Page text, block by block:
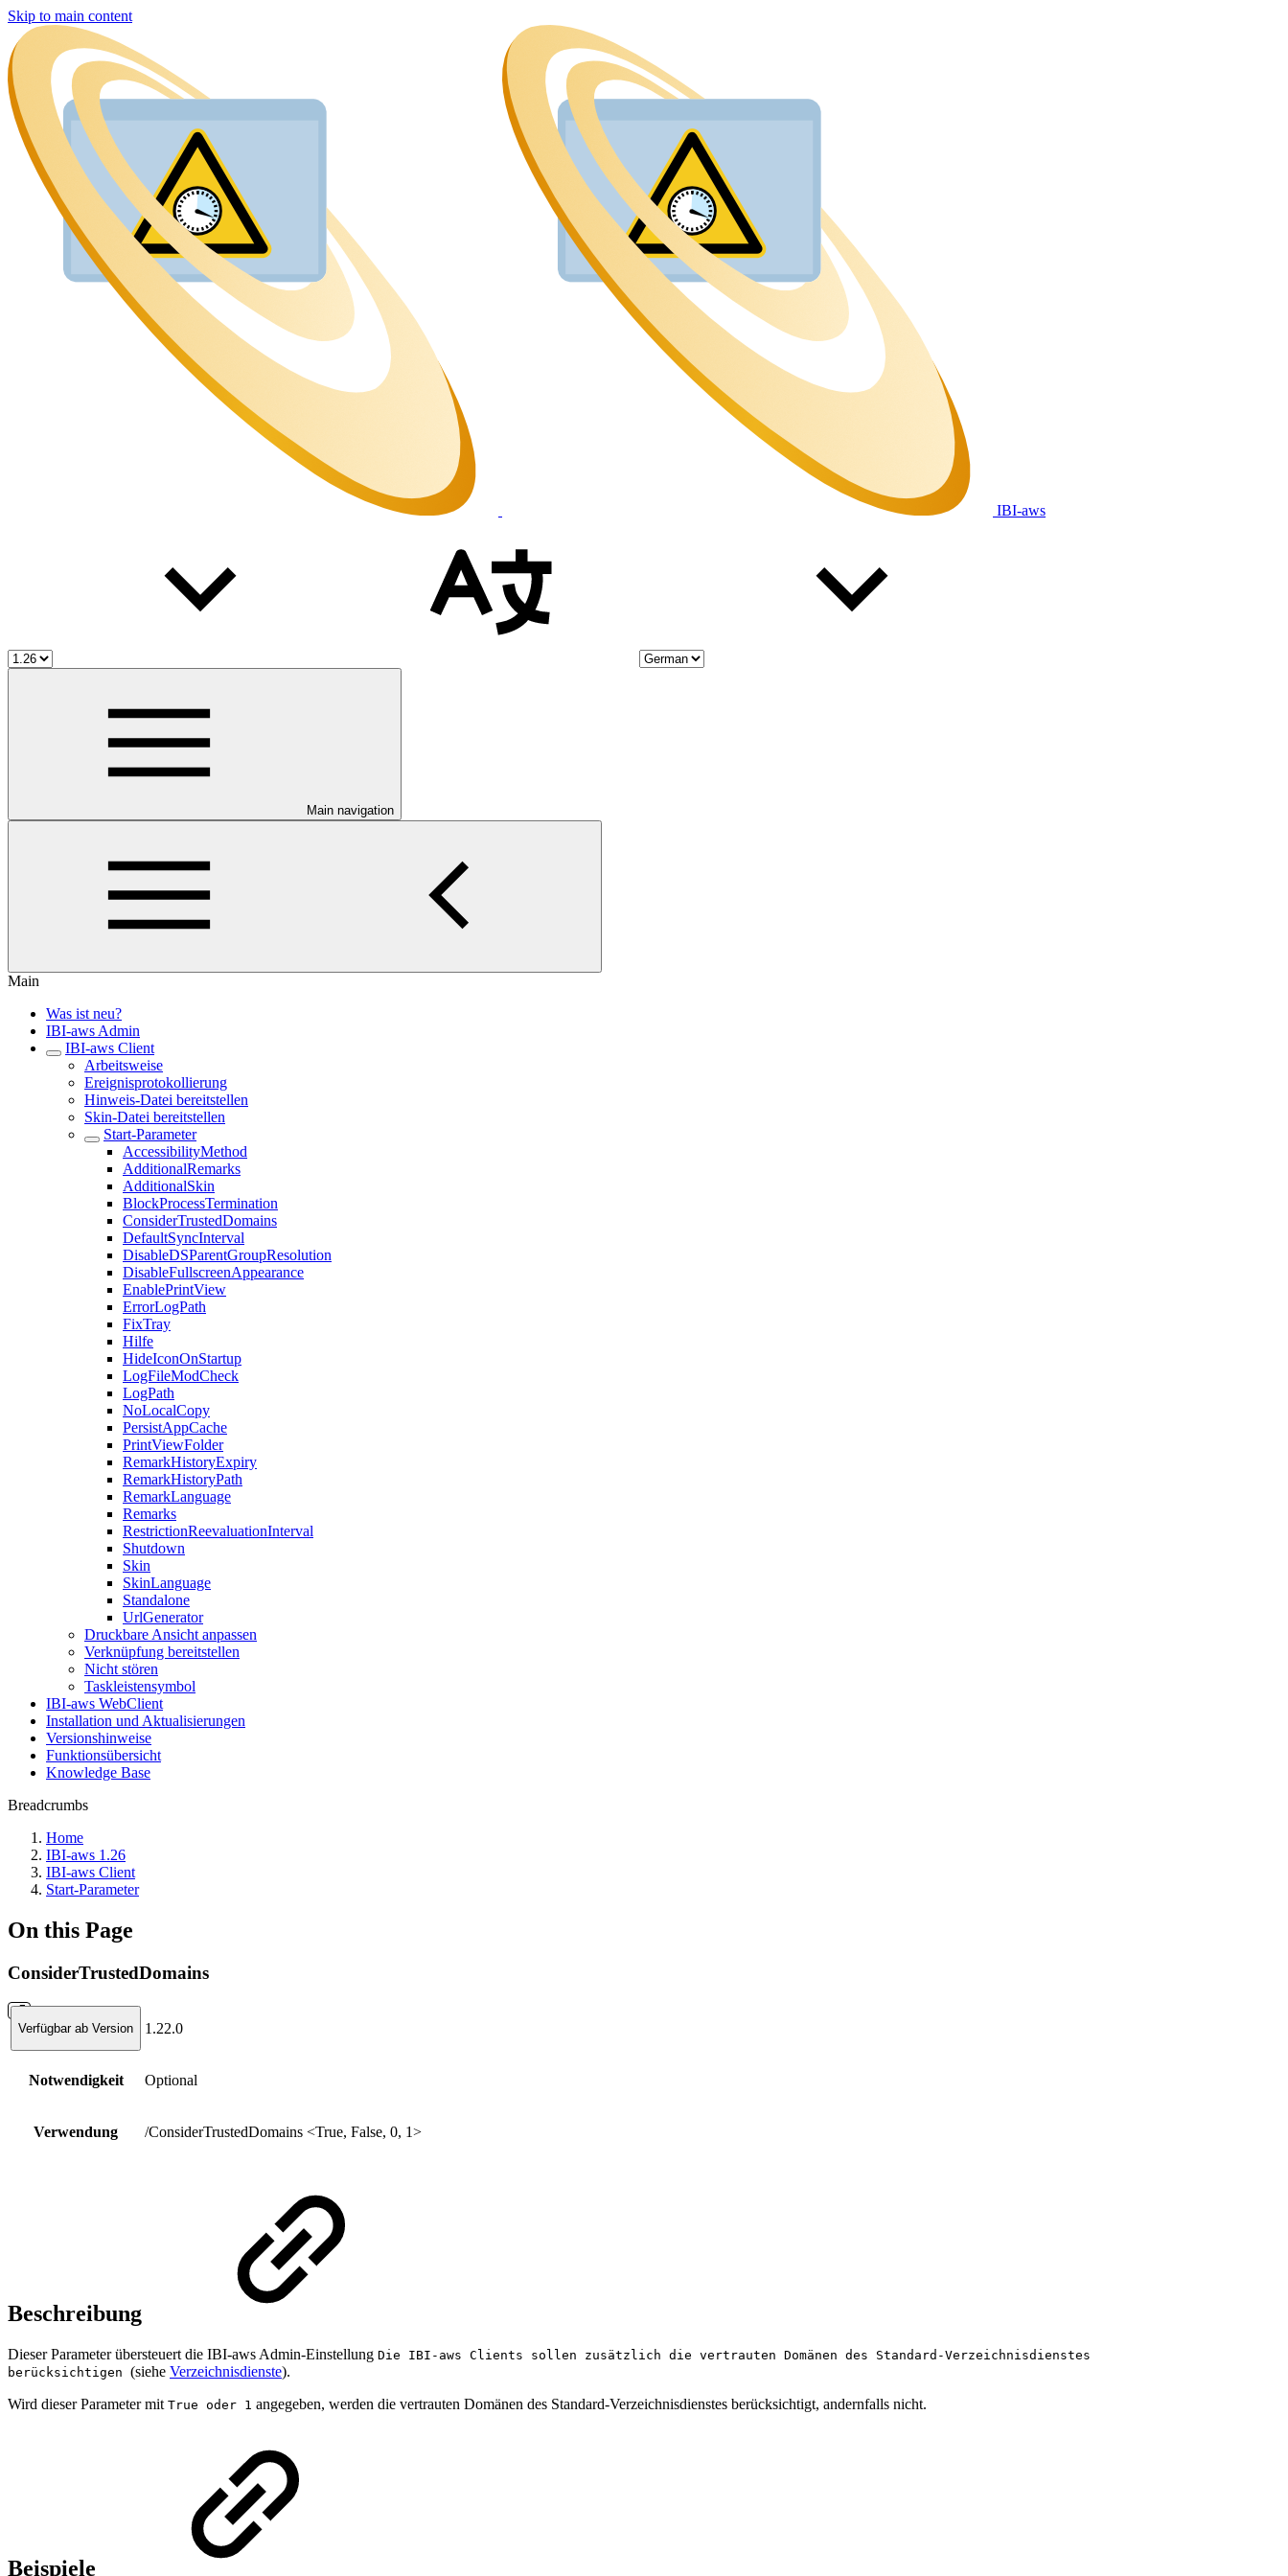
Skip to main content
IBI-aws
Main navigation
Main
Was ist neu?
IBI-aws Admin
IBI-aws Client
Arbeitsweise
Ereignisprotokollierung
Hinweis-Datei bereitstellen
Skin-Datei bereitstellen
Start-Parameter
AccessibilityMethod
AdditionalRemarks
AdditionalSkin
BlockProcessTermination
ConsiderTrustedDomains
DefaultSyncInterval
DisableDSParentGroupResolution
DisableFullscreenAppearance
EnablePrintView
ErrorLogPath
FixTray
Hilfe
HideIconOnStartup
LogFileModCheck
LogPath
NoLocalCopy
PersistAppCache
PrintViewFolder
RemarkHistoryExpiry
RemarkHistoryPath
RemarkLanguage
Remarks
RestrictionReevaluationInterval
Shutdown
Skin
SkinLanguage
Standalone
UrlGenerator
Druckbare Ansicht anpassen
Verknüpfung bereitstellen
Nicht stören
Taskleistensymbol
IBI-aws WebClient
Installation und Aktualisierungen
Versionshinweise
Funktionsübersicht
Knowledge Base
Breadcrumbs
Home
IBI-aws 1.26
IBI-aws Client
Start-Parameter
On this Page
ConsiderTrustedDomains
Verfügbar ab Version 1.22.0
Notwendigkeit Optional
Verwendung /ConsiderTrustedDomains <True, False, 0, 1>
Beschreibung
Dieser Parameter übersteuert die IBI-aws Admin-Einstellung Die IBI-aws Clients sollen zusätzlich die vertrauten Domänen des Standard-Verzeichnisdienstes
berücksichtigen (siehe Verzeichnisdienste).
Wird dieser Parameter mit True oder 1 angegeben, werden die vertrauten Domänen des Standard-Verzeichnisdienstes berücksichtigt, andernfalls nicht.
Beispiele